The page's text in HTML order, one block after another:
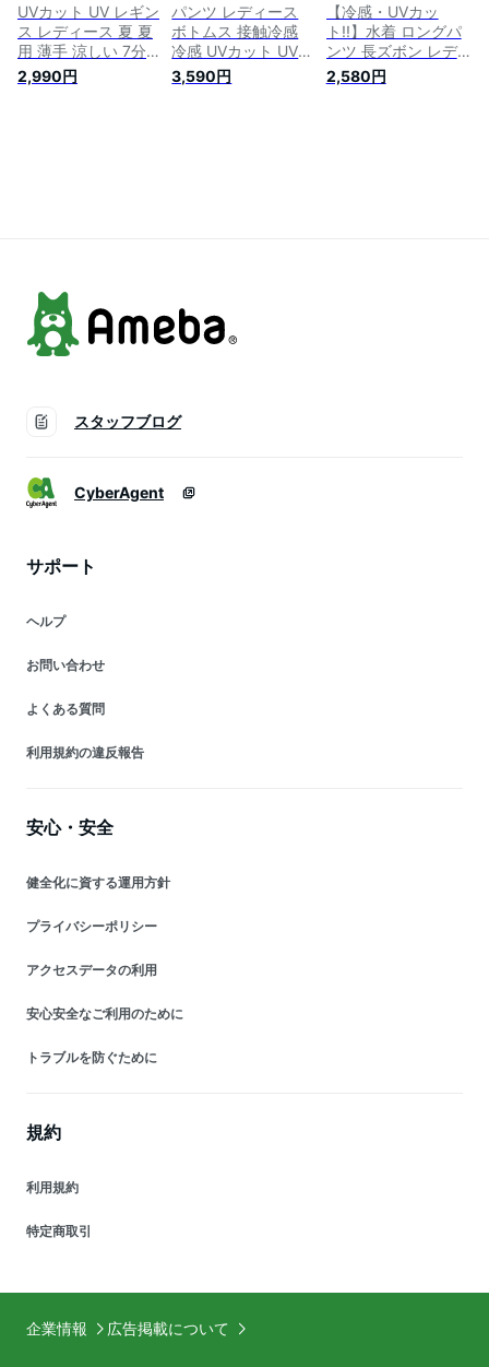
UVカット UV レギン
ス レディース 夏 夏
用 薄手 涼しい 7分丈
5分丈 冷感 M L LL
3L ボトムス 接触冷
2,990円
パンツ レディース
ボトムス 接触冷感
冷感 UVカット UV
ロング丈 ワイド ス
トレート 吸水速乾
3,590円
【冷感・UVカッ
ト!!】水着 ロングパ
ンツ 長ズボン レデ
ィース ラッシュガー
ド ズボン パンツ ひ
2,580円
スタッフブログ
CyberAgent
サポート
ヘルプ
お問い合わせ
よくある質問
利用規約の違反報告
安心・安全
健全化に資する運用方針
プライバシーポリシー
アクセスデータの利用
安心安全なご利用のために
トラブルを防ぐために
規約
利用規約
特定商取引
企業情報 広告掲載について